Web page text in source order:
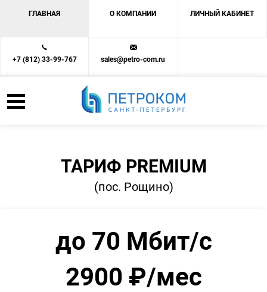
ГЛАВНАЯ О КОМПАНИИ ЛИЧНЫЙ КАБИНЕТ
+7 (812) 33-99-767 sales@petro-com.ru
ТАРИФ PREMIUM
(пос. Рощино)
до 70 Мбит/с
2900 ₽/мес